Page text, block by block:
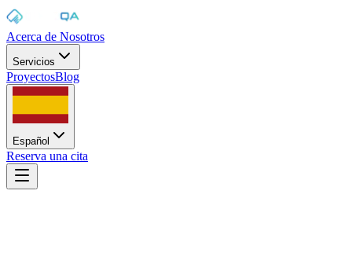
Acerca de Nosotros
Servicios
ProyectosBlog
Español
Reserva una cita